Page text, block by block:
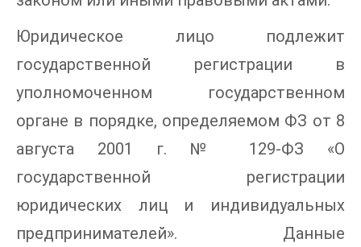
Юридическое лицо подлежит
государственной регистрации в
уполномоченном государственном
органе в порядке, определяемом ФЗ от 8
августа 2001 г. № 129-ФЗ «О
государственной регистрации
юридических лиц и индивидуальных
предпринимателей». Данные